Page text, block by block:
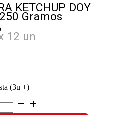
KETCHUP DOY
Gramos
12 un
(3u +)